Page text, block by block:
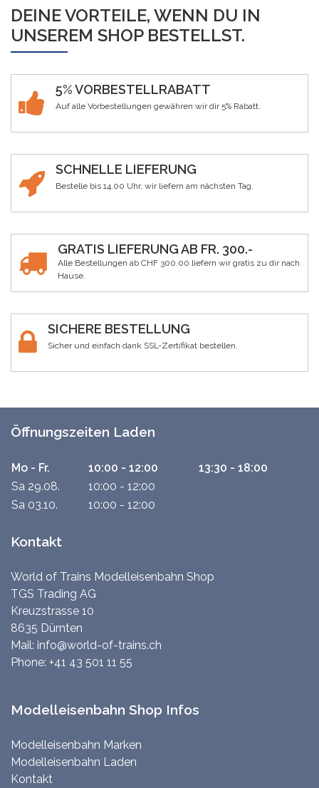
DEINE VORTEILE, WENN DU IN
UNSEREM SHOP BESTELLST.
5% VORBESTELLRABATT
Auf alle Vorbestellungen gewähren wir dir 5% Rabatt.
SCHNELLE LIEFERUNG
Bestelle bis 14.00 Uhr, wir liefern am nächsten Tag.
GRATIS LIEFERUNG AB FR. 300.-
Alle Bestellungen ab CHF 300.00 liefern wir gratis zu dir nach
Hause.
SICHERE BESTELLUNG
Sicher und einfach dank SSL-Zertifikat bestellen.
Öffnungszeiten Laden
Mo - Fr. 10:00 - 12:00
13:30 - 18:00
Sa 29.08.
10:00 - 12:00
Sa 03.10.
10:00 - 12:00
Kontakt
World of Trains Modelleisenbahn Shop
TGS Trading AG
Kreuzstrasse 10
8635 Dürnten
Mail: info@world-of-trains.ch
Phone: +41 43 501 11 55
Modelleisenbahn Shop Infos
Modelleisenbahn Marken
Modelleisenbahn Laden
Kontakt